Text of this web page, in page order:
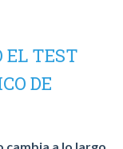
EL TEST
DE